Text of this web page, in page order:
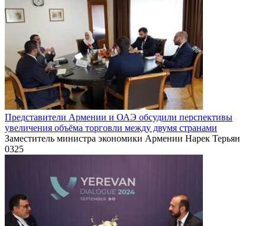
Представители Армении и ОАЭ обсудили перспективы
увеличения объёма торговли между двумя странами
Заместитель министра экономики Армении Нарек Терьян
0325